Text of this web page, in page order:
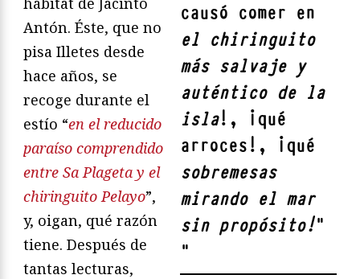
causó comer en
el chiringuito
más salvaje y
auténtico de la
isla!, ¡qué
arroces!, ¡qué
sobremesas
mirando el mar
sin propósito!”
"
Antón. Éste, que no
pisa Illetes desde
hace años, se
recoge durante el
estío “en el reducido
paraíso comprendido
entre Sa Plageta y el
chiringuito Pelayo”,
y, oigan, qué razón
tiene. Después de
tantas lecturas,